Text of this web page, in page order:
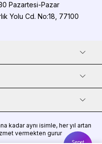
Sepet
Pazartesi-Pazar
Yolu Cd. No:18, 77100
kadar aynı isimle, her yıl artan
vermekten gurur